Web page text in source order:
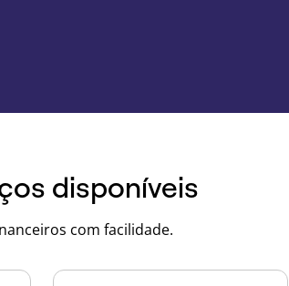
disponíveis
com facilidade.